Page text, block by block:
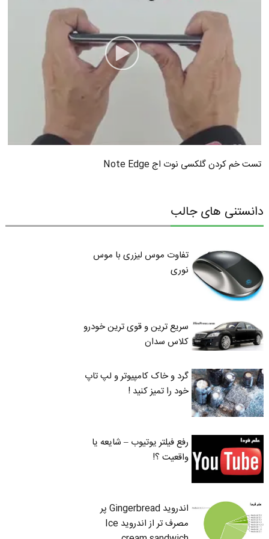
تست خم کردن گلکسی نوت اج Note Edge
دانستنی های جالب
تفاوت موس لیزری با موس
نوری
سریع ترین و قوی ترین خودرو
کلاس سدان
گرد و خاک کامپیوتر و لپ تاپ
خود را تمیز کنید !
رفع فیلتر یوتیوب – شایعه یا
واقعیت ؟!
اندروید Gingerbread پر
مصرف تر از اندروید Ice